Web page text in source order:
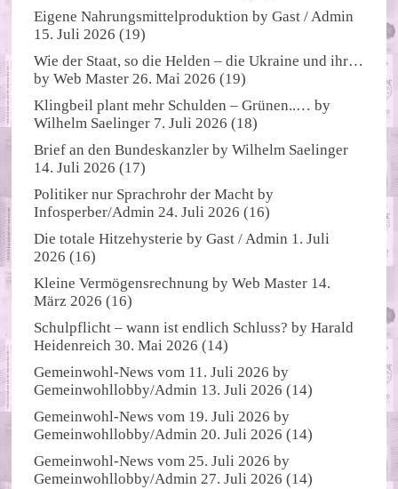
Eigene Nahrungsmittelproduktion byGast / Admin
15. Juli 2026 (19)
Wie der Staat, so die Helden – die Ukraine und ihr…
byWeb Master 26. Mai 2026 (19)
Klingbeil plant mehr Schulden – Grünen..… by
Wilhelm Saelinger 7. Juli 2026 (18)
Brief an den Bundeskanzler byWilhelm Saelinger
14. Juli 2026 (17)
Politiker nur Sprachrohr der Macht by
Infosperber/Admin 24. Juli 2026 (16)
Die totale Hitzehysterie byGast / Admin 1. Juli
2026 (16)
Kleine Vermögensrechnung byWeb Master 14.
März 2026 (16)
Schulpflicht – wann ist endlich Schluss? byHarald
Heidenreich 30. Mai 2026 (14)
Gemeinwohl-News vom 11. Juli 2026 by
Gemeinwohllobby/Admin 13. Juli 2026 (14)
Gemeinwohl-News vom 19. Juli 2026 by
Gemeinwohllobby/Admin 20. Juli 2026 (14)
Gemeinwohl-News vom 25. Juli 2026 by
Gemeinwohllobby/Admin 27. Juli 2026 (14)